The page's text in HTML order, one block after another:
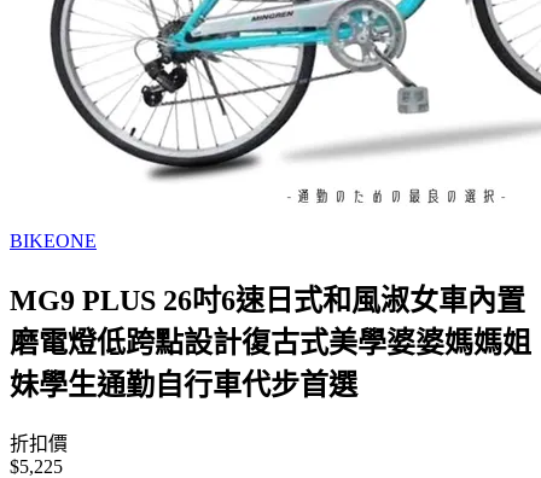
BIKEONE
MG9 PLUS 26吋6速日式和風淑女車內置
磨電燈低跨點設計復古式美學婆婆媽媽姐
妹學生通勤自行車代步首選
折扣價
$5,225